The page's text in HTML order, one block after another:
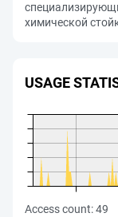
химической
USAGE
Access count:49